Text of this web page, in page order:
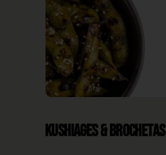
Kushiages & Brochetas